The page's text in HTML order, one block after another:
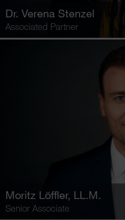
Dr. Verena Stenzel
Associated Partner
Moritz Löffler, LL.M.
Senior Associate